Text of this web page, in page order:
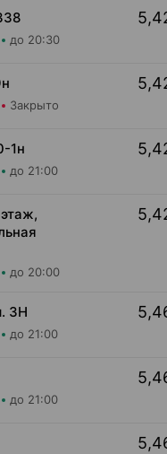
до 20:30
Закрыто
1н
до 21:00
до 20:00
3Н
до 21:00
до 21:00